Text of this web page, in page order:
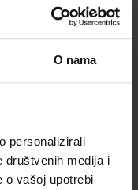
O nama
personalizirali
društvenih medija i
o vašoj upotrebi
I DRUŠTVO